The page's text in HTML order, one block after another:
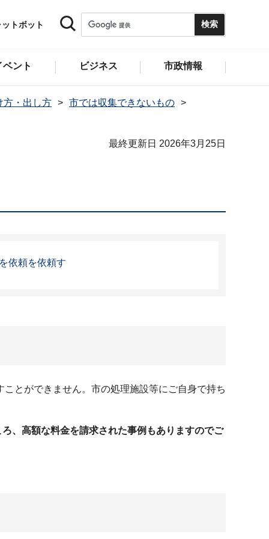
トボット
ント ビジネス 市政情報
方・出し方 市では収集できないもの
最終更新日 2026年3月25日
依頼を依頼す
とができません。市の処理施設等にご自身で持ち
、高額な料金を請求された事例もありますのでご